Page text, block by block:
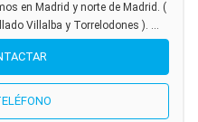
en Madrid y norte de Madrid. (
Villalba y Torrelodones ). ...